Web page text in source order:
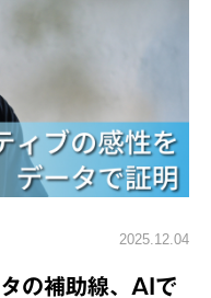
2025.12.04
の補助線、AIで